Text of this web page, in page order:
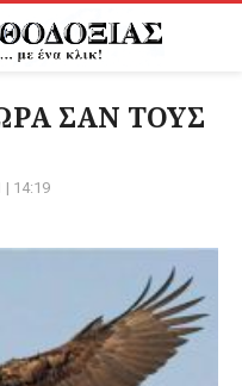
ΣΑΝ ΤΟΥΣ
| 14:19